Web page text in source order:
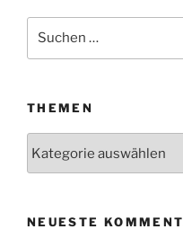
Suchen
THEMEN
NEUESTE